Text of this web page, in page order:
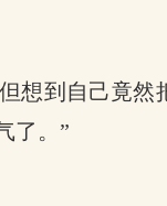
想到自己竟
了。”